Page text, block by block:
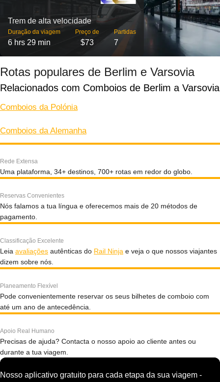
Trem de alta velocidade
Duração da viagem
6 hrs 29 min
Preço de
$73
Partidas
7
Rotas populares de Berlim e Varsovia
Relacionados com Comboios de Berlim a Varsovia
Comboios da Polónia
Comboios da Alemanha
Rede Extensa
Uma plataforma, 34+ destinos, 700+ rotas em redor do globo.
Reservas Convenientes
Nós falamos a tua língua e oferecemos mais de 20 métodos de
pagamento.
Classificação Excelente
Leia avaliações autênticas do Rail Ninja e veja o que nossos viajantes
dizem sobre nós.
Planeamento Flexível
Pode convenientemente reservar os seus bilhetes de comboio com
até um ano de antecedência.
Apoio Real Humano
Precisas de ajuda? Contacta o nosso apoio ao cliente antes ou
durante a tua viagem.
Nosso aplicativo gratuito para cada etapa da sua viagem -